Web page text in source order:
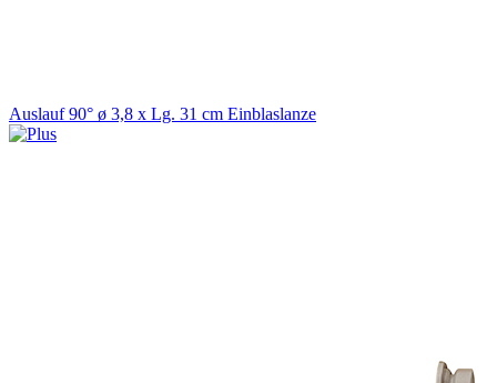
Auslauf 90° ø 3,8 x Lg. 31 cm Einblaslanze